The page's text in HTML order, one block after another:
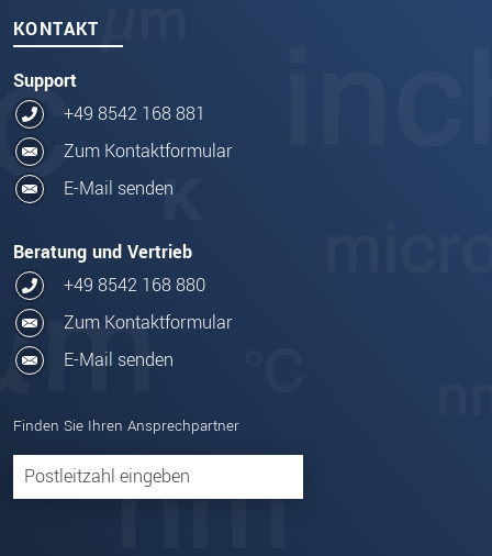
KONTAKT
Support
+49 8542 168 881
Zum Kontaktformular
E-Mail senden
Beratung und Vertrieb
+49 8542 168 880
Zum Kontaktformular
E-Mail senden
Finden Sie Ihren Ansprechpartner